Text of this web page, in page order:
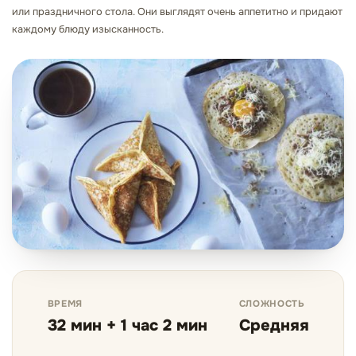
или праздничного стола. Они выглядят очень аппетитно и придают
каждому блюду изысканность.
ВРЕМЯ
32 мин + 1 час 2 мин
СЛОЖНОСТЬ
Средняя